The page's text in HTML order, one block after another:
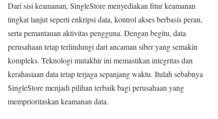
Dari sisi keamanan, SingleStore menyediakan fitur keamanan
tingkat lanjut seperti enkripsi data, kontrol akses berbasis peran,
serta pemantauan aktivitas pengguna. Dengan begitu, data
perusahaan tetap terlindungi dari ancaman siber yang semakin
kompleks. Teknologi mutakhir ini memastikan integritas dan
kerahasiaan data tetap terjaga sepanjang waktu. Itulah sebabnya
SingleStore menjadi pilihan terbaik bagi perusahaan yang
memprioritaskan keamanan data.